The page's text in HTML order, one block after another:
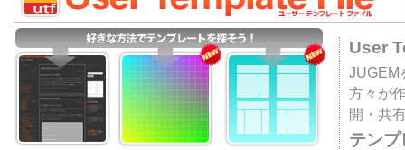
User
JUGEM
方々が
開・共
テン